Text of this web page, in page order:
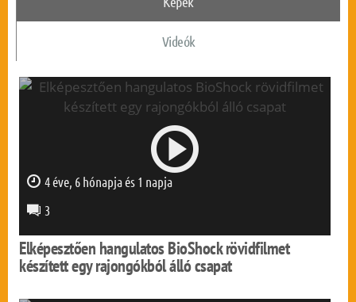
Videók
0 mp
4 éve, 6 hónapja és 1 napja
3
Elképesztően hangulatos BioShock rövidfilmet
készített egy rajongókból álló csapat